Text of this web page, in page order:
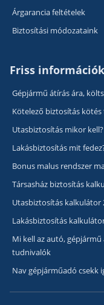
Árgarancia feltételek
Biztosítási módozataink
Friss információk
Gépjármű átírás ára,
Kötelező biztosítás
Utasbiztosítás mikor
Lakásbiztosítás mit
Bonus malus rendszer
Társasház biztosítás
Utasbiztosítás kalkulátor
Lakásbiztosítás
Mi kell az autó,
tudnivalók
Nav gépjárműadó csekk